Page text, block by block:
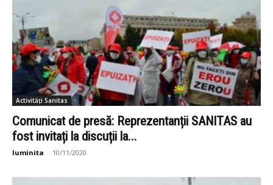
Activități Sanitas
Comunicat de presă: Reprezentanții SANITAS au
fost invitați la discuții la...
luminita - 10/11/2020